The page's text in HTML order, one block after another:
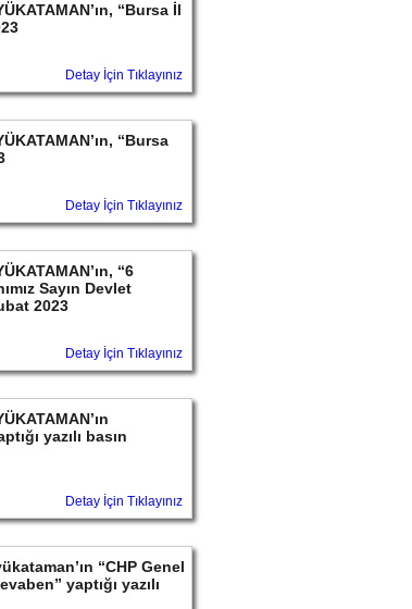
“Bursa İl
Detay İçin Tıklayınız
“Bursa
Detay İçin Tıklayınız
“6
Sayın Devlet
2023
Detay İçin Tıklayınız
yazılı basın
Detay İçin Tıklayınız
“CHP Genel
yaptığı yazılı